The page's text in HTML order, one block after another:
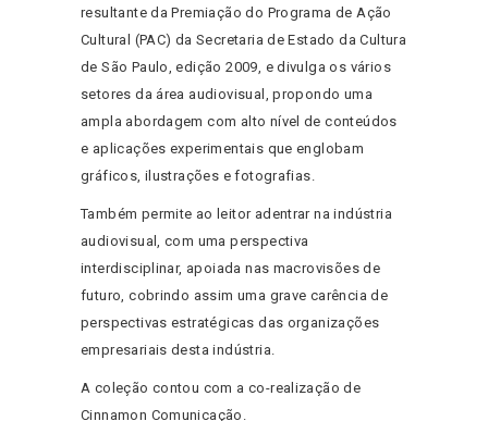
resultante da Premiação do Programa de Ação
Cultural (PAC) da Secretaria de Estado da Cultura
de São Paulo, edição 2009, e divulga os vários
setores da área audiovisual, propondo uma
ampla abordagem com alto nível de conteúdos
e aplicações experimentais que englobam
gráficos, ilustrações e fotografias.
Também permite ao leitor adentrar na indústria
audiovisual, com uma perspectiva
interdisciplinar, apoiada nas macrovisões de
futuro, cobrindo assim uma grave carência de
perspectivas estratégicas das organizações
empresariais desta indústria.
A coleção contou com a co-realização de
Cinnamon Comunicação.